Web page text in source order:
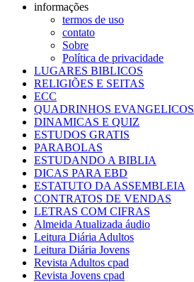
informações
termos de uso
contato
Sobre
Política de privacidade
LUGARES BIBLICOS
RELIGIÕES E SEITAS
ECC
QUADRINHOS EVANGELICOS
DINAMICAS E QUIZ
ESTUDOS GRATIS
PARABOLAS
ESTUDANDO A BIBLIA
DICAS PARA EBD
ESTATUTO DA ASSEMBLEIA
CONTRATOS DE VENDAS
LETRAS COM CIFRAS
Almeida Atualizada áudio
Leitura Diária Adultos
Leitura Diária Jovens
Revista Adultos cpad
Revista Jovens cpad